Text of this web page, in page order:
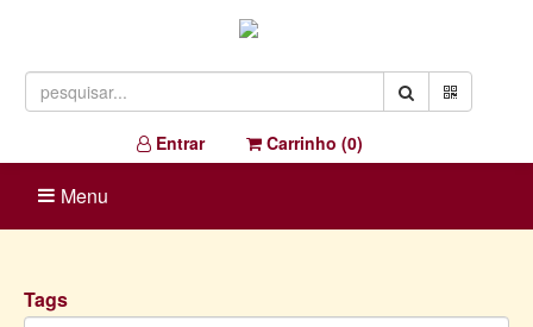
Entrar Carrinho (0)
Menu
Tags